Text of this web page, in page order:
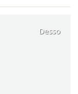
Desso